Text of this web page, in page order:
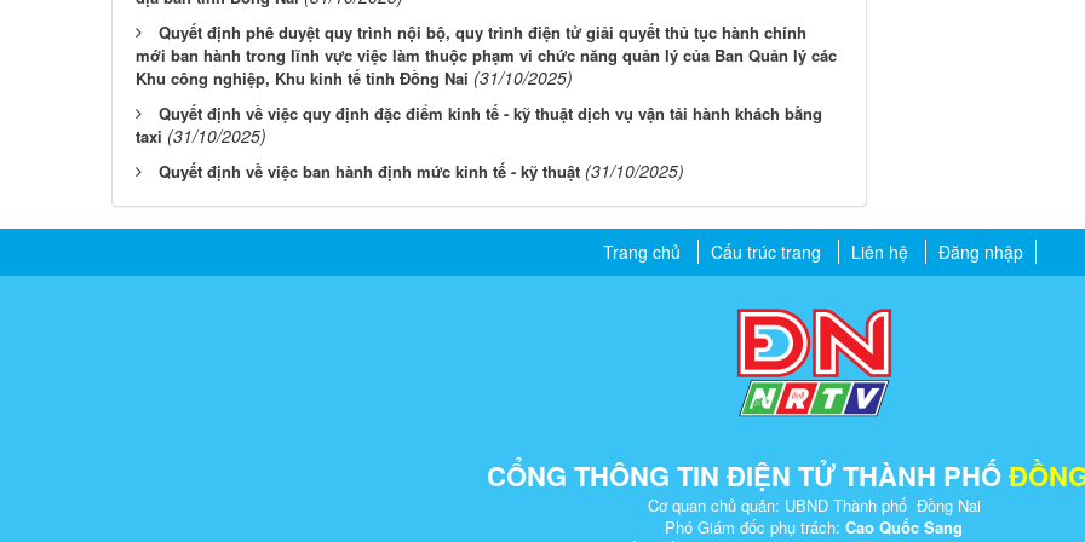
Quyết định phê duyệt quy trình nội bộ, quy trình điện tử giải quyết thủ tục hành chính
mới ban hành trong lĩnh vực việc làm thuộc phạm vi chức năng quản lý của Ban Quản lý các
Khu công nghiệp, Khu kinh tế tỉnh Đồng Nai (31/10/2025)
Quyết định về việc quy định đặc điểm kinh tế - kỹ thuật dịch vụ vận tải hành khách bằng
taxi (31/10/2025)
Quyết định về việc ban hành định mức kinh tế - kỹ thuật (31/10/2025)
Trang chủ Cấu trúc trang Liên hệ Đăng nhập
CỔNG THÔNG TIN ĐIỆN TỬ THÀNH PHỐ
Cơ quan chủ quản: UBND Thành phố Đồng Nai
Phó Giám đốc phụ trách: Cao Quốc Sang